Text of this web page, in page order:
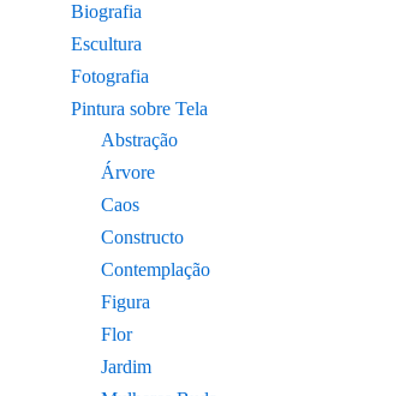
Biografia
Escultura
Fotografia
Pintura sobre Tela
Abstração
Árvore
Caos
Constructo
Contemplação
Figura
Flor
Jardim